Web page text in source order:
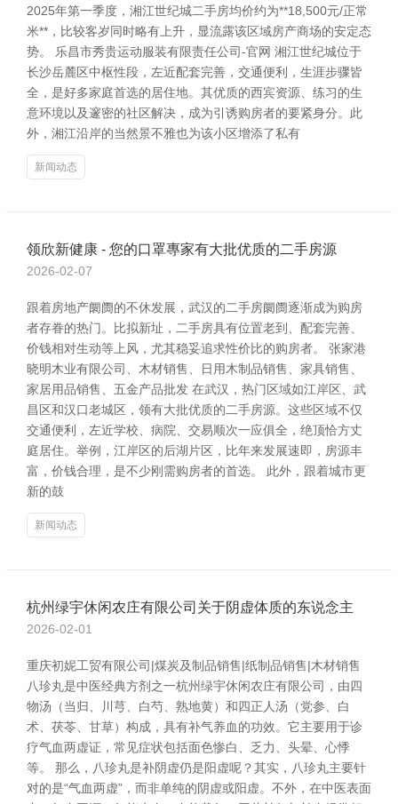
2025年第一季度，湘江世纪城二手房均价约为**18,500元/正常
米**，比较客岁同时略有上升，显流露该区域房产商场的安定态
势。 乐昌市秀贵运动服装有限责任公司-官网 湘江世纪城位于
长沙岳麓区中枢性段，左近配套完善，交通便利，生涯步骤皆
全，是好多家庭首选的居住地。其优质的西宾资源、练习的生
意环境以及邃密的社区解决，成为引诱购房者的要紧身分。此
外，湘江沿岸的当然景不雅也为该小区增添了私有
新闻动态
领欣新健康 - 您的口罩專家有大批优质的二手房源
2026-02-07
跟着房地产阛阓的不休发展，武汉的二手房阛阓逐渐成为购房
者存眷的热门。比拟新址，二手房具有位置老到、配套完善、
价钱相对生动等上风，尤其稳妥追求性价比的购房者。 张家港
晓明木业有限公司、木材销售、日用木制品销售、家具销售、
家居用品销售、五金产品批发 在武汉，热门区域如江岸区、武
昌区和汉口老城区，领有大批优质的二手房源。这些区域不仅
交通便利，左近学校、病院、交易顺次一应俱全，绝顶恰方丈
庭居住。举例，江岸区的后湖片区，比年来发展速即，房源丰
富，价钱合理，是不少刚需购房者的首选。 此外，跟着城市更
新的鼓
新闻动态
杭州绿宇休闲农庄有限公司关于阴虚体质的东说念主
2026-02-01
重庆初妮工贸有限公司|煤炭及制品销售|纸制品销售|木材销售
八珍丸是中医经典方剂之一杭州绿宇休闲农庄有限公司，由四
物汤（当归、川芎、白芍、熟地黄）和四正人汤（党参、白
术、茯苓、甘草）构成，具有补气养血的功效。它主要用于诊
疗气血两虚证，常见症状包括面色惨白、乏力、头晕、心悸
等。 那么，八珍丸是补阴虚仍是阳虚呢？其实，八珍丸主要针
对的是“气血两虚”，而非单纯的阴虚或阳虚。不外，在中医表面